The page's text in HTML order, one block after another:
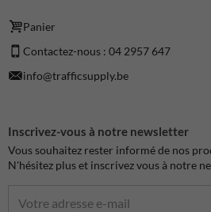
Panier
Contactez-nous : 04 2957 647
info@trafficsupply.be
Inscrivez-vous à notre newsletter
Vous souhaitez rester informé de nos
N'hésitez plus et inscrivez vous à notre